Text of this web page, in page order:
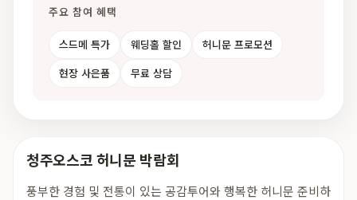
주요 참여 혜택
스드메 특가 웨딩홀 할인
허니문 프로모션
현장 사은품
무료 상담
청주오스코 허니문 박람회
풍부한 경험 및 전통이 있는 공감투어와 행복한 허니문 준비하